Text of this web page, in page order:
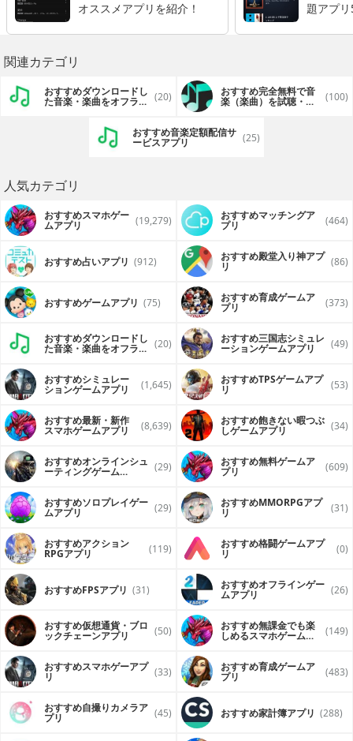
オススメアプリを紹介！
題アプ
関連カテゴリ
おすすめダウンロードし
た音楽・楽曲をオフライ (20) おすすめ完全無料で音
楽（楽曲）を試聴・ダ (100)
おすすめ音楽定額配信サ
ービスアプリ (25)
人気カテゴリ
おすすめスマホゲー
ムアプリ (19,279) おすすめマッチングア
プリ (464)
おすすめ占いアプリ (912) おすすめ殿堂入り神アプ
リ (86)
おすすめゲームアプリ (75) おすすめ育成ゲームア
プリ (373)
おすすめダウンロードし
た音楽・楽曲をオフライ (20) おすすめ三国志シミュレ
ーションゲームアプリ (49)
おすすめシミュレー
ションゲームアプリ (1,645) おすすめTPSゲームアプ
リ (53)
おすすめ最新・新作
スマホゲームアプリ (8,639) おすすめ飽きない暇つぶ
しゲームアプリ (34)
おすすめオンラインシュ
ーティングゲーム (29) おすすめ無料ゲームア
プリ (609)
おすすめソロプレイゲー
ムアプリ (29) おすすめ MMORPGアプ
リ (31)
おすすめアクション
RPGアプリ (119) おすすめ格闘ゲームアプ
リ (0)
おすすめFPSアプリ (31) おすすめオフラインゲー
ムアプリ (26)
おすすめ仮想通貨・ブロ
ックチェーンアプリ (50) おすすめ無課金でも楽
しめるスマホゲームア (149)
おすすめスマホゲーアプ
リ (33) おすすめ育成ゲームア
プリ (483)
おすすめ自撮りカメラア
プリ (45) おすすめ家計簿アプリ (288)